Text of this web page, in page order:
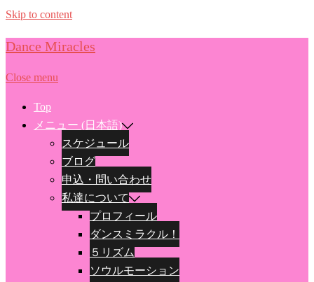
Skip to content
Dance Miracles
Close menu
Top
メニュー (日本語)
スケジュール
ブログ
申込・問い合わせ
私達について
プロフィール
ダンスミラクル！
５リズム
ソウルモーション